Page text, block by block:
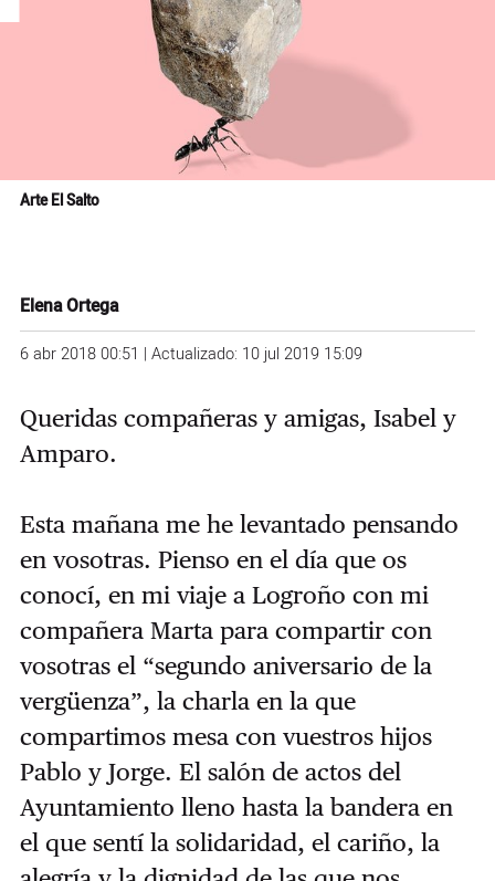
Arte El Salto
Elena Ortega
6 abr 2018 00:51 | Actualizado: 10 jul 2019 15:09
Queridas compañeras y amigas, Isabel y
Amparo.
Esta mañana me he levantado pensando
en vosotras. Pienso en el día que os
conocí, en mi viaje a Logroño con mi
compañera Marta para compartir con
vosotras el “segundo aniversario de la
vergüenza”, la charla en la que
compartimos mesa con vuestros hijos
Pablo y Jorge. El salón de actos del
Ayuntamiento lleno hasta la bandera en
el que sentí la solidaridad, el cariño, la